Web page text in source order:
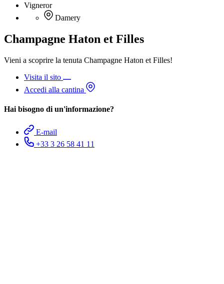
Vigneror
Damery
Champagne Haton et Filles
Vieni a scoprire la tenuta Champagne Haton et Filles!
Visita il sito
Accedi alla cantina
Hai bisogno di un'informazione?
E-mail
+33 3 26 58 41 11